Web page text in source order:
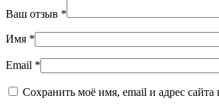
Ваш отзыв *
Имя *
Email *
Сохранить моё имя, email и адрес